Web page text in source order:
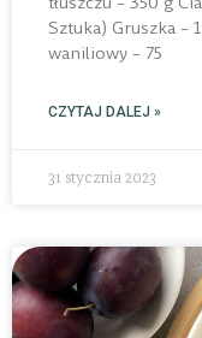
Sztuka) Gruszka –
waniliowy – 75
CZYTAJ DALEJ »
31 stycznia 2023